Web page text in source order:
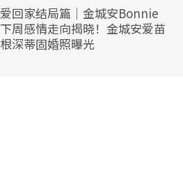
爱回家结局篇｜金城安Bonnie
下周感情走向揭晓！金城安爱苗
根深蒂固婚照曝光